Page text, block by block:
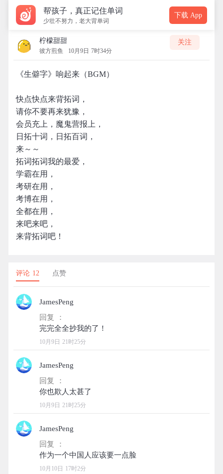
帮孩子，真正记住单词
少壮不努力，老大背单词
下载 App
柠檬甜甜
彼方煎鱼 10月9日 7时34分
关注
《生僻字》响起来（BGM）
快点快点来背拓词，
请你不要再来犹豫，
会员充上，魔鬼营报上，
日拓十词，日拓百词，
来～～
拓词拓词我的最爱，
学霸在用，
考研在用，
考博在用，
全都在用，
来吧来吧，
来背拓词吧！
评论 12 点赞
JamesPeng
回复 ：
10月9日 21时25分
JamesPeng
回复 ：
10月9日 21时25分
JamesPeng
回复 ：
10月10日 17时2分